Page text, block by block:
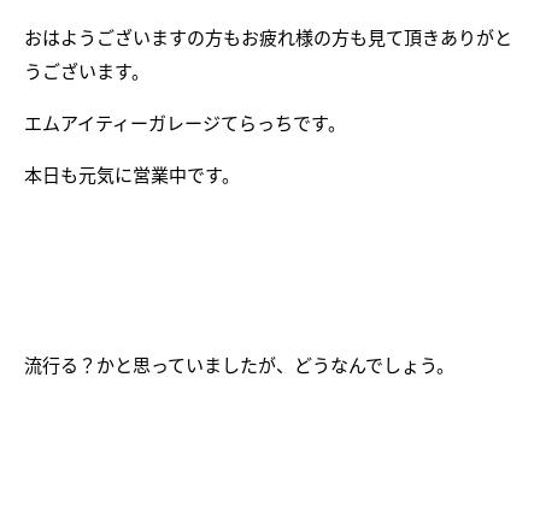
おはようございますの方もお疲れ様の方も見て頂きありがと
うございます。
エムアイティーガレージてらっちです。
本日も元気に営業中です。
流行る？かと思っていましたが、どうなんでしょう。